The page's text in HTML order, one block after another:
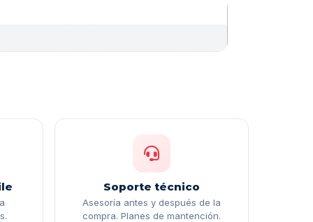
Soporte técnico
Asesoría antes y después de la
compra. Planes de mantención.